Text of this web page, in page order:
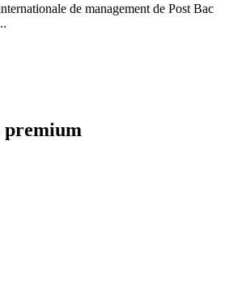
de management de Post Bac
premium